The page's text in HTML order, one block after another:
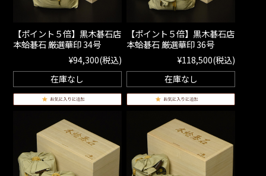
【ポイント５倍】黒木碁石店
本蛤碁石 厳選華印 34号
¥94,300(税込)
在庫なし
【ポイント５倍】黒木碁石店
本蛤碁石 厳選華印 36号
¥118,500(税込)
在庫なし